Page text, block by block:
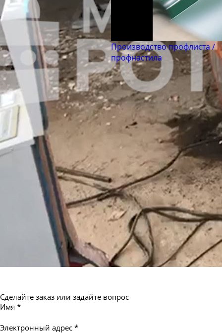
Производство профлиста /
профнастила
Сделайте заказ или задайте вопрос
Имя *
Электронный адрес *